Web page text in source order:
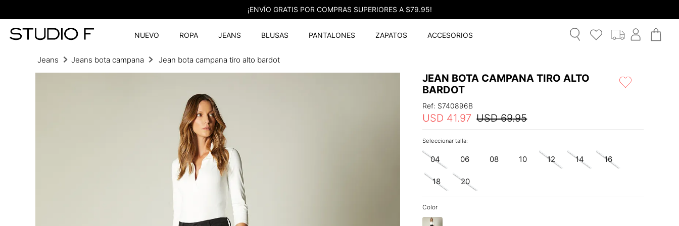
¡ENVÍO GRATIS POR COMPRAS SUPERIORES A $79.95!
NUEVO ROPA JEANS BLUSAS PANTALONES ZAPATOS ACCESORIOS
Jeans Jeans bota campana Jean bota campana tiro alto bardot
JEAN BOTA CAMPANA TIRO ALTO
BARDOT
Ref: S740896B
USD 69.95
USD 41.97
04 06 08 10 12 14 16
18 20
Color